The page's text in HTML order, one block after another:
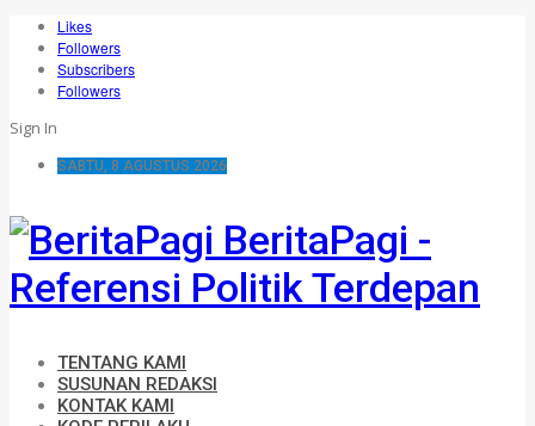
Likes
Followers
Subscribers
Followers
Sign In
SABTU, 8 AGUSTUS 2026
BeritaPagi -
Referensi Politik Terdepan
TENTANG KAMI
SUSUNAN REDAKSI
KONTAK KAMI